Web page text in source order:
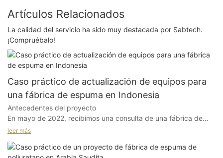
Artículos Relacionados
La calidad del servicio ha sido muy destacada por Sabtech.
¡Compruébalo!
Caso práctico de actualización de equipos para
una fábrica de espuma en Indonesia
Antecedentes del proyecto
En mayo de 2022, recibimos una consulta de una fábrica de
espuma en Indonesia. La fábrica producía tanto espuma
mercado local.
leer más